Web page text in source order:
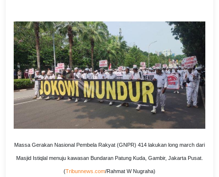
Massa Gerakan Nasional Pembela Rakyat (GNPR) 414 lakukan long march dari
Masjid Istiqlal menuju kawasan Bundaran Patung Kuda, Gambir, Jakarta Pusat.
(Tribunnews.com/Rahmat W Nugraha)